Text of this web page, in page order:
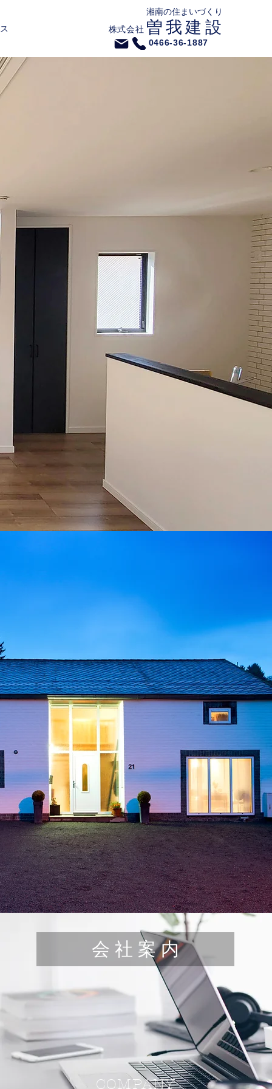
​湘南の住まいづくり
株式会社 ​曽我建設
0466-36-1887
会 社 案 内
COMPANY